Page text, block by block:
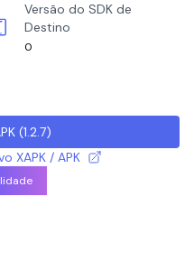
Versão do SDK de
Destino
0
(1.2.7)
XAPK / APK